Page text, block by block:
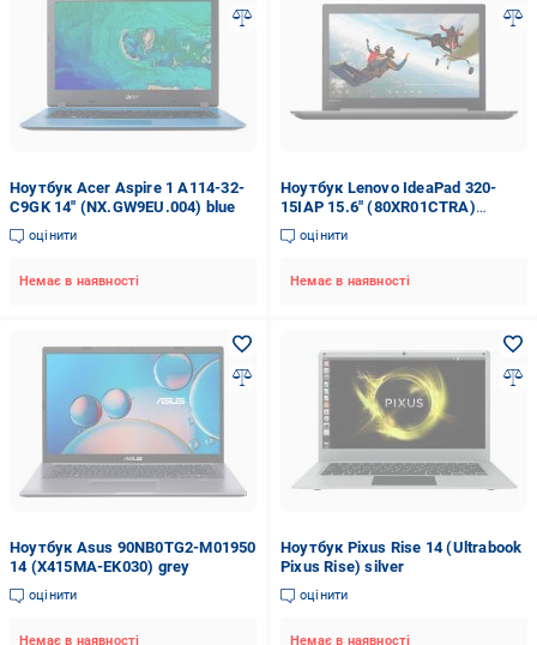
Ноутбук Acer Aspire 1 A114-32-
C9GK 14" (NX.GW9EU.004) blue
оцінити
Немає в наявності
Ноутбук Lenovo IdeaPad 320-
15IAP 15.6" (80XR01CTRA)
platinum grey
оцінити
Немає в наявності
Ноутбук Asus 90NB0TG2-M01950
14 (X415MA-EK030) grey
оцінити
Немає в наявності
Ноутбук Pixus Rise 14 (Ultrabook
Pixus Rise) silver
оцінити
Немає в наявності